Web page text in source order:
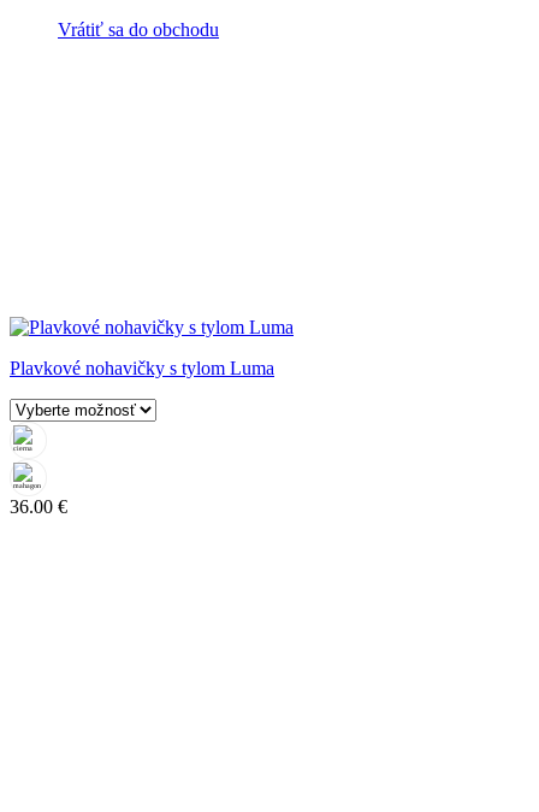
Vrátiť sa do obchodu
Plavkové nohavičky s tylom Luma
36.00 €